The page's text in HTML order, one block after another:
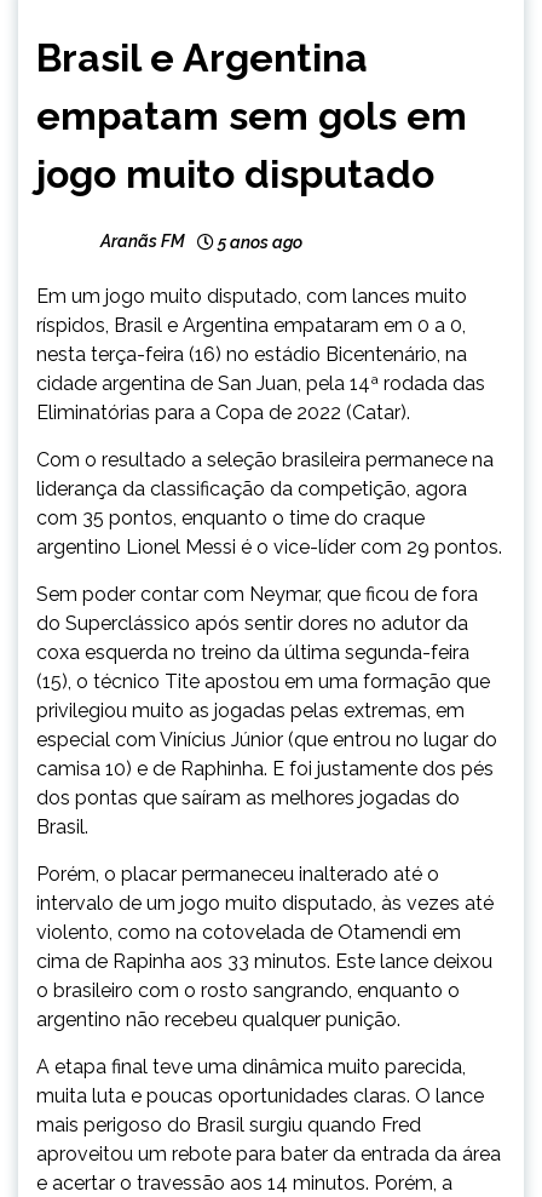
Brasil e Argentina
empatam sem gols em
jogo muito disputado
Aranãs FM 5 anos ago
Em um jogo muito disputado, com lances muito
ríspidos, Brasil e Argentina empataram em 0 a 0,
nesta terça-feira (16) no estádio Bicentenário, na
cidade argentina de San Juan, pela 14ª rodada das
Eliminatórias para a Copa de 2022 (Catar).
Com o resultado a seleção brasileira permanece na
liderança da classificação da competição, agora
com 35 pontos, enquanto o time do craque
argentino Lionel Messi é o vice-líder com 29 pontos.
Sem poder contar com Neymar, que ficou de fora
do Superclássico após sentir dores no adutor da
coxa esquerda no treino da última segunda-feira
(15), o técnico Tite apostou em uma formação que
privilegiou muito as jogadas pelas extremas, em
especial com Vinícius Júnior (que entrou no lugar do
camisa 10) e de Raphinha. E foi justamente dos pés
dos pontas que saíram as melhores jogadas do
Brasil.
Porém, o placar permaneceu inalterado até o
intervalo de um jogo muito disputado, às vezes até
violento, como na cotovelada de Otamendi em
cima de Rapinha aos 33 minutos. Este lance deixou
o brasileiro com o rosto sangrando, enquanto o
argentino não recebeu qualquer punição.
A etapa final teve uma dinâmica muito parecida,
muita luta e poucas oportunidades claras. O lance
mais perigoso do Brasil surgiu quando Fred
aproveitou um rebote para bater da entrada da área
e acertar o travessão aos 14 minutos. Porém, a